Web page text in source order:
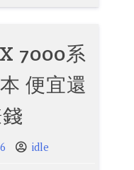
7000系
便宜還
idle